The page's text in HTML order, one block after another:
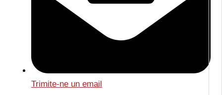
Trimite-ne un email